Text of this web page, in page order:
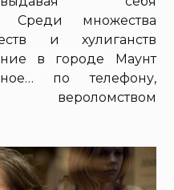
Среди множества
и хулиганств
в городе Маунт
по телефону,
вероломством